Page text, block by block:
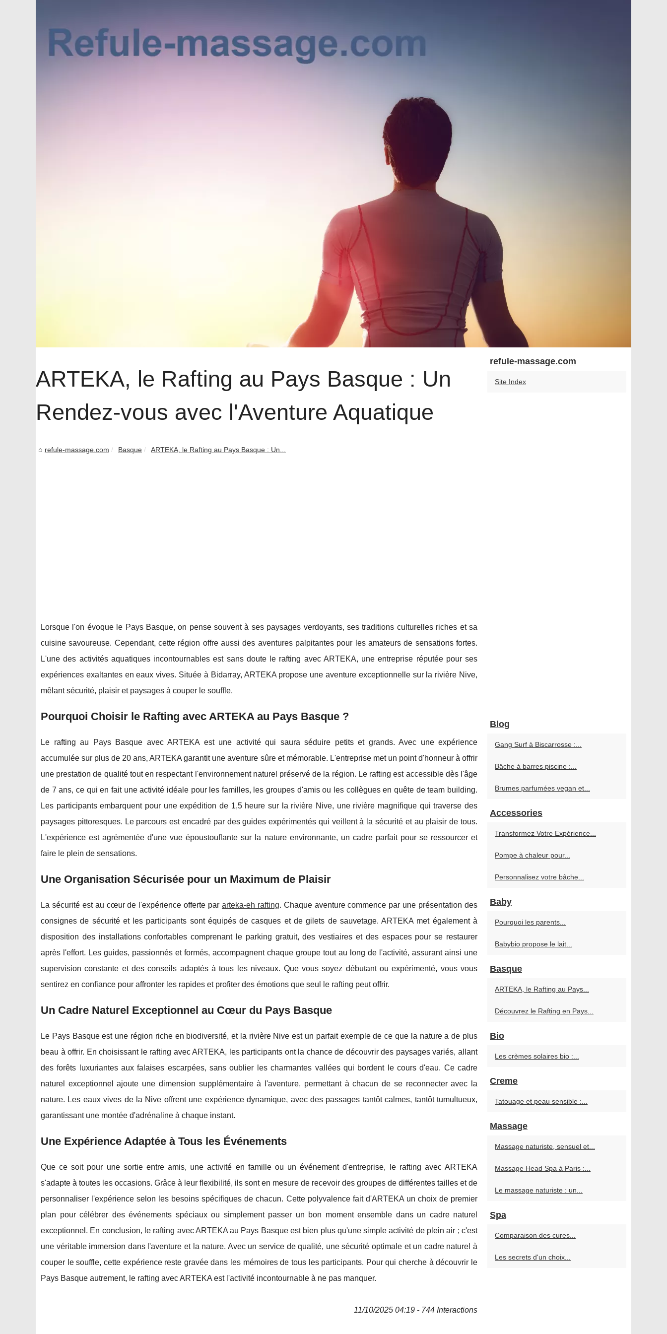
ARTEKA, le Rafting au Pays Basque : Un
Rendez-vous avec l'Aventure Aquatique
refule-massage.com Basque ARTEKA, le Rafting au Pays Basque : Un...
Lorsque l'on évoque le Pays Basque, on pense souvent à ses paysages verdoyants, ses traditions culturelles riches et sa
cuisine savoureuse. Cependant, cette région offre aussi des aventures palpitantes pour les amateurs de sensations fortes.
L'une des activités aquatiques incontournables est sans doute le rafting avec ARTEKA, une entreprise réputée pour ses
expériences exaltantes en eaux vives. Située à Bidarray, ARTEKA propose une aventure exceptionnelle sur la rivière Nive,
mêlant sécurité, plaisir et paysages à couper le souffle.
Pourquoi Choisir le Rafting avec ARTEKA au Pays Basque ?
Le rafting au Pays Basque avec ARTEKA est une activité qui saura séduire petits et grands. Avec une expérience
accumulée sur plus de 20 ans, ARTEKA garantit une aventure sûre et mémorable. L'entreprise met un point d'honneur à offrir
une prestation de qualité tout en respectant l'environnement naturel préservé de la région. Le rafting est accessible dès l'âge
de 7 ans, ce qui en fait une activité idéale pour les familles, les groupes d'amis ou les collègues en quête de team building.
Les participants embarquent pour une expédition de 1,5 heure sur la rivière Nive, une rivière magnifique qui traverse des
paysages pittoresques. Le parcours est encadré par des guides expérimentés qui veillent à la sécurité et au plaisir de tous.
L'expérience est agrémentée d'une vue époustouflante sur la nature environnante, un cadre parfait pour se ressourcer et
faire le plein de sensations.
Une Organisation Sécurisée pour un Maximum de Plaisir
La sécurité est au cœur de l'expérience offerte par arteka-eh rafting. Chaque aventure commence par une présentation des
consignes de sécurité et les participants sont équipés de casques et de gilets de sauvetage. ARTEKA met également à
disposition des installations confortables comprenant le parking gratuit, des vestiaires et des espaces pour se restaurer
après l'effort. Les guides, passionnés et formés, accompagnent chaque groupe tout au long de l'activité, assurant ainsi une
supervision constante et des conseils adaptés à tous les niveaux. Que vous soyez débutant ou expérimenté, vous vous
sentirez en confiance pour affronter les rapides et profiter des émotions que seul le rafting peut offrir.
Un Cadre Naturel Exceptionnel au Cœur du Pays Basque
Le Pays Basque est une région riche en biodiversité, et la rivière Nive est un parfait exemple de ce que la nature a de plus
beau à offrir. En choisissant le rafting avec ARTEKA, les participants ont la chance de découvrir des paysages variés, allant
des forêts luxuriantes aux falaises escarpées, sans oublier les charmantes vallées qui bordent le cours d'eau. Ce cadre
naturel exceptionnel ajoute une dimension supplémentaire à l'aventure, permettant à chacun de se reconnecter avec la
nature. Les eaux vives de la Nive offrent une expérience dynamique, avec des passages tantôt calmes, tantôt tumultueux,
garantissant une montée d'adrénaline à chaque instant.
Une Expérience Adaptée à Tous les Événements
Que ce soit pour une sortie entre amis, une activité en famille ou un événement d'entreprise, le rafting avec ARTEKA
s'adapte à toutes les occasions. Grâce à leur flexibilité, ils sont en mesure de recevoir des groupes de différentes tailles et de
personnaliser l'expérience selon les besoins spécifiques de chacun. Cette polyvalence fait d'ARTEKA un choix de premier
plan pour célébrer des événements spéciaux ou simplement passer un bon moment ensemble dans un cadre naturel
exceptionnel. En conclusion, le rafting avec ARTEKA au Pays Basque est bien plus qu'une simple activité de plein air ; c'est
une véritable immersion dans l'aventure et la nature. Avec un service de qualité, une sécurité optimale et un cadre naturel à
couper le souffle, cette expérience reste gravée dans les mémoires de tous les participants. Pour qui cherche à découvrir le
Pays Basque autrement, le rafting avec ARTEKA est l'activité incontournable à ne pas manquer.
11/10/2025 04:19 - 744 Interactions
refule-massage.com
Site Index
Blog
Gang Surf à Biscarrosse :...
Bâche à barres piscine :...
Brumes parfumées vegan et...
Accessories
Transformez Votre Expérience...
Pompe à chaleur pour...
Personnalisez votre bâche...
Baby
Pourquoi les parents...
Babybio propose le lait...
Basque
ARTEKA, le Rafting au Pays...
Découvrez le Rafting en Pays...
Bio
Les crèmes solaires bio :...
Creme
Tatouage et peau sensible :...
Massage
Massage naturiste, sensuel et...
Massage Head Spa à Paris :...
Le massage naturiste : un...
Spa
Comparaison des cures...
Les secrets d'un choix...